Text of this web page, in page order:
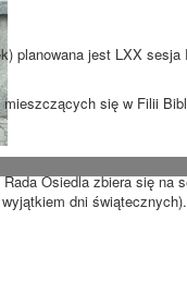
planowana jest LXX
się w Filii
Osiedla zbiera się na
dni świątecznych).